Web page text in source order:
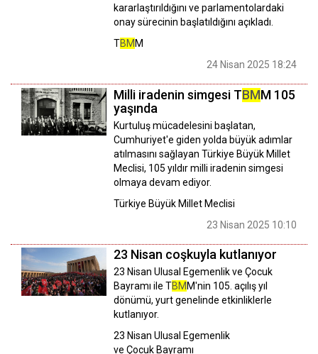
kararlaştırıldığını ve parlamentolardaki
onay sürecinin başlatıldığını açıkladı.
TBM M
24 Nisan 2025 18:24
Milli iradenin simgesi TBMM 105
yaşında
Kurtuluş mücadelesini başlatan,
Cumhuriyet'e giden yolda büyük adımlar
atılmasını sağlayan Türkiye Büyük Millet
Meclisi, 105 yıldır milli iradenin simgesi
olmaya devam ediyor.
Türkiye Büyük Millet Meclisi
23 Nisan 2025 10:10
23 Nisan coşkuyla kutlanıyor
23 Nisan Ulusal Egemenlik ve Çocuk
Bayramı ile TBM M'nin 105. açılış yıl
dönümü, yurt genelinde etkinliklerle
kutlanıyor.
23 Nisan Ulusal Egemenlik
ve Çocuk Bayramı